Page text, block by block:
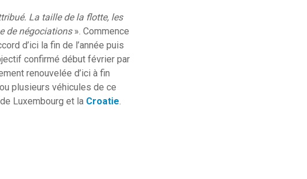
La taille de la flotte, les
de négociations». Commence
d’ici la fin de l’année puis
confirmé début février par
renouvelée d’ici à fin
plusieurs véhicules de ce
Luxembourg et la Croatie.